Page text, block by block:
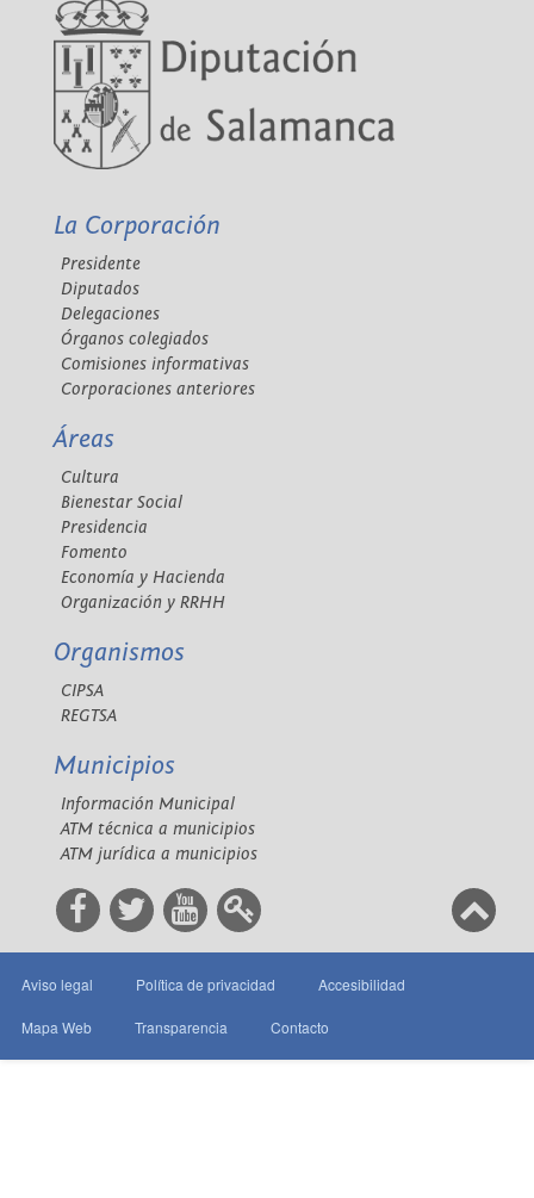
La Corporación
Presidente
Diputados
Delegaciones
Órganos colegiados
Comisiones informativas
Corporaciones anteriores
Áreas
Cultura
Bienestar Social
Presidencia
Fomento
Economía y Hacienda
Organización y RRHH
Organismos
CIPSA
REGTSA
Municipios
Información Municipal
ATM técnica a municipios
ATM jurídica a municipios
Aviso legal Política de privacidad Accesibilidad
Mapa Web Transparencia Contacto